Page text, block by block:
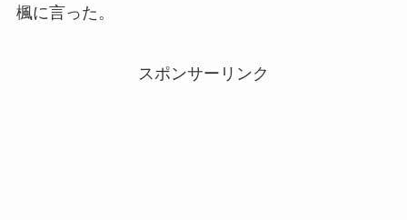
楓に言った。
スポンサーリンク